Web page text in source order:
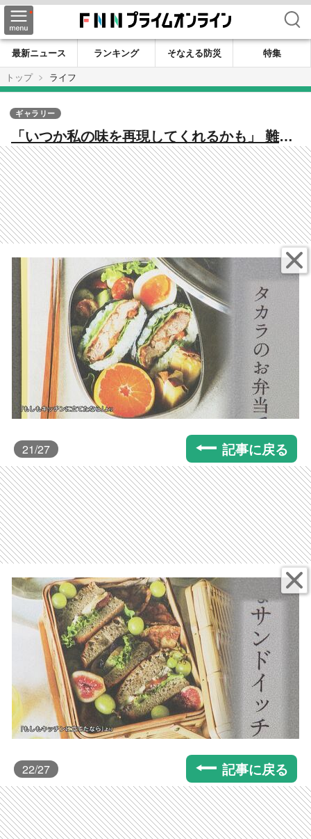
検索
最新ニュース ランキング そなえる防災
特集
トップ
ライフ
「いつか私の味を再現してくれるかも」 難病
『ALS』発症の母親が子供達に残した珠玉
の“レシピ本” 【福岡発】
ギャラリー
21/27 記事に戻る
22/27 記事に戻る